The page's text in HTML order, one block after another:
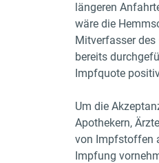
längeren
wäre die
Mitverfasser des
bereits
Impfquote
Um die
Apothekern,
von Impfstoffen
Impfung